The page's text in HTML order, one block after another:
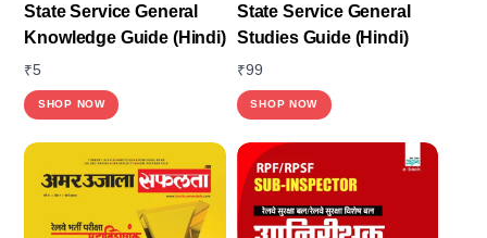
State Service General
Knowledge Guide (Hindi)
₹5
SHOP NOW
State Service General
Studies Guide (Hindi)
₹99
SHOP NOW